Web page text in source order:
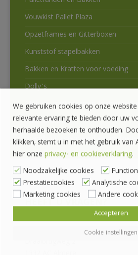
Vouwkist Pallet Plaza
Opzetframes en Gitterboxen
Kunststof stapelbakken
Bakken en Kratten voor voeding
Dolly’s
Mobiele krattenkarren,
Palletwikkelaar
Brandhout openhaard en
HEEFT U VRAGEN?
Pallethandel Pallet Plaza B.V.
We gebruiken cookies op onze
relevante ervaring te bieden door uw
herhaalde bezoeken te onthouden.
klikken, stemt u in met het gebruik van
hier onze privacy- en cookieverklaring.
Noodzakelijke cookies
Prestatiecookies
Analytische
Marketing cookies
Andere
Cookie instellingen
Accepteren